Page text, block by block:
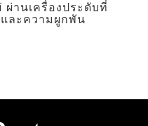
ผ่านเครื่องประดับที่
ละความผูกพัน